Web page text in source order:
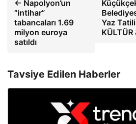
← Napolyon’un
“intihar”
tabancaları 1.69
milyon euroya
satıldı
Yaz
Tavsiye Edilen Haberler